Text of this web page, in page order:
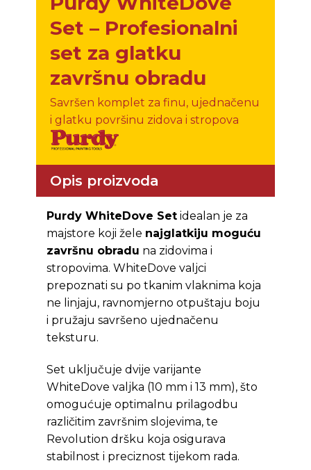
Set – Profesionalni
set za glatku
završnu obradu
Savršen komplet za finu, ujednačenu
i glatku površinu zidova i stropova
Opis proizvoda
Purdy WhiteDove Setidealan je za
majstore koji žele najglatkiju moguću
završnu obradu na zidovima i
stropovima. WhiteDove valjci
prepoznati su po tkanim vlaknima koja
ne linjaju, ravnomjerno otpuštaju boju
i pružaju savršeno ujednačenu
teksturu.
Set uključuje dvije varijante
WhiteDove valjka (10 mm i 13 mm), što
omogućuje optimalnu prilagodbu
različitim završnim slojevima, te
Revolution dršku koja osigurava
stabilnost i preciznost tijekom rada.